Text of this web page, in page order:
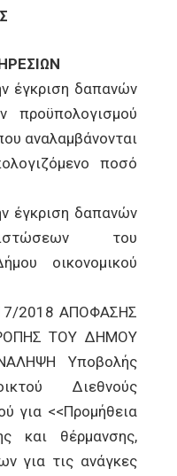
έγκριση δαπανών
προϋπολογισμού
αναλαμβάνονται
ποσό
έγκριση δαπανών
του
οικονομικού
2018 ΑΠΟΦΑΣΗΣ
ΤΟΥ ΔΗΜΟΥ
Υποβολής
Διεθνούς
για <<Προμήθεια
και θέρμανσης,
για τις ανάγκες